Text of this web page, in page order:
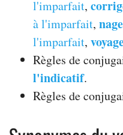
l'imparfait,
à l'imparfait,
l'imparfait,
Règles de
l'indicatif.
Règles de